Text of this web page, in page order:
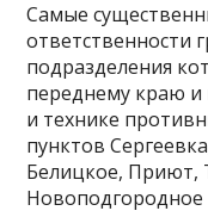
Самые
ответственности
подразделения
переднему краю и
и технике
пунктов
Белицкое, Приют,
Новоподгородное